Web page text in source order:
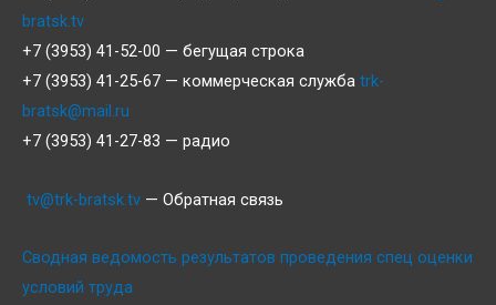
bratsk.tv
+7 (3953) 41-52-00 — бегущая строка
+7 (3953) 41-25-67 — коммерческая служба trk-
bratsk@mail.ru
+7 (3953) 41-27-83 — радио
tv@trk-bratsk.tv — Обратная связь
Сводная ведомость результатов проведения спец оценки
условий труда